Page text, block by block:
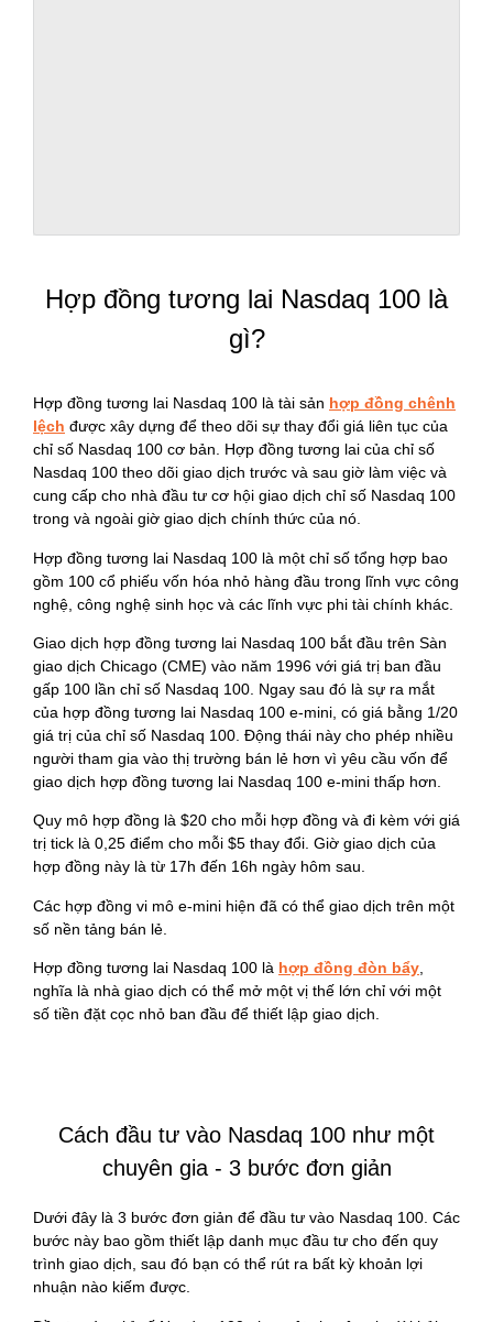
Hợp đồng tương lai Nasdaq 100 là
gì?
Hợp đồng tương lai Nasdaq 100 là tài sản hợp đồng chênh
lệch được xây dựng để theo dõi sự thay đổi giá liên tục của
chỉ số Nasdaq 100 cơ bản. Hợp đồng tương lai của chỉ số
Nasdaq 100 theo dõi giao dịch trước và sau giờ làm việc và
cung cấp cho nhà đầu tư cơ hội giao dịch chỉ số Nasdaq 100
trong và ngoài giờ giao dịch chính thức của nó.
Hợp đồng tương lai Nasdaq 100 là một chỉ số tổng hợp bao
gồm 100 cổ phiếu vốn hóa nhỏ hàng đầu trong lĩnh vực công
nghệ, công nghệ sinh học và các lĩnh vực phi tài chính khác.
Giao dịch hợp đồng tương lai Nasdaq 100 bắt đầu trên Sàn
giao dịch Chicago (CME) vào năm 1996 với giá trị ban đầu
gấp 100 lần chỉ số Nasdaq 100. Ngay sau đó là sự ra mắt
của hợp đồng tương lai Nasdaq 100 e-mini, có giá bằng 1/20
giá trị của chỉ số Nasdaq 100. Động thái này cho phép nhiều
người tham gia vào thị trường bán lẻ hơn vì yêu cầu vốn để
giao dịch hợp đồng tương lai Nasdaq 100 e-mini thấp hơn.
Quy mô hợp đồng là $20 cho mỗi hợp đồng và đi kèm với giá
trị tick là 0,25 điểm cho mỗi $5 thay đổi. Giờ giao dịch của
hợp đồng này là từ 17h đến 16h ngày hôm sau.
Các hợp đồng vi mô e-mini hiện đã có thể giao dịch trên một
số nền tảng bán lẻ.
Hợp đồng tương lai Nasdaq 100 là hợp đồng đòn bẩy
nghĩa là nhà giao dịch có thể mở một vị thế lớn chỉ với một
số tiền đặt cọc nhỏ ban đầu để thiết lập giao dịch.
Cách đầu tư vào Nasdaq 100 như một
chuyên gia - 3 bước đơn giản
Dưới đây là 3 bước đơn giản để đầu tư vào Nasdaq 100. Các
bước này bao gồm thiết lập danh mục đầu tư cho đến quy
trình giao dịch, sau đó bạn có thể rút ra bất kỳ khoản lợi
nhuận nào kiếm được.